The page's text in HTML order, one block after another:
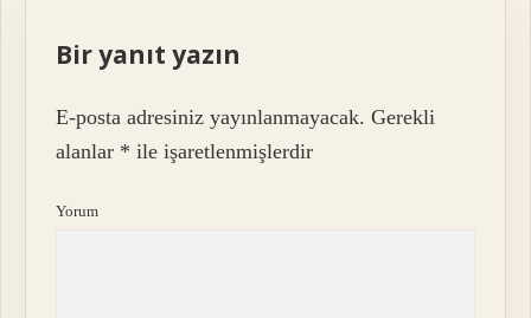
Bir yanıt yazın
E-posta adresiniz yayınlanmayacak. Gerekli
alanlar * ile işaretlenmişlerdir
Yorum